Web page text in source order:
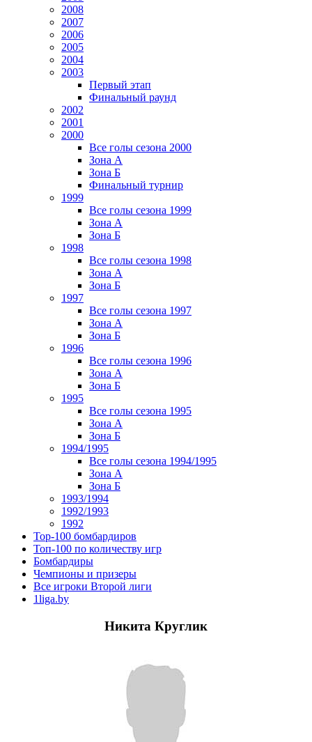
2008
2007
2006
2005
2004
2003
Первый этап
Финальный раунд
2002
2001
2000
Все голы сезона 2000
Зона А
Зона Б
Финальный турнир
1999
Все голы сезона 1999
Зона А
Зона Б
1998
Все голы сезона 1998
Зона А
Зона Б
1997
Все голы сезона 1997
Зона А
Зона Б
1996
Все голы сезона 1996
Зона А
Зона Б
1995
Все голы сезона 1995
Зона А
Зона Б
1994/1995
Все голы сезона 1994/1995
Зона А
Зона Б
1993/1994
1992/1993
1992
Top-100 бомбардиров
Топ-100 по количеству игр
Бомбардиры
Чемпионы и призеры
Все игроки Второй лиги
1liga.by
Никита Круглик